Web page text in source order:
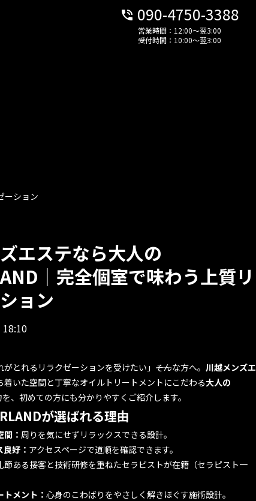
phone_in_talk 090-4750-3388
営業時間：12:00〜翌3:00
受付時間：10:00〜翌3:00
ーション
エステなら大人の
｜完全個室で味わう上質リ
ョン
がとれるリラクゼーションを受けたい」――そんな方へ。 川越メンズエ
着いた空間と丁寧なオイルトリートメントにこだわる大人の
、初めての方にも分かりやすくご紹介します。
が選ばれる理由
： 周りを気にせずリラックスできる設計。
好： アクセスページで道順を確認できます。
節ある接客と技術研修を重ねたセラピストが在籍（セラピスト一
メント： 心身のこわばりをやさしく解きほぐす施術設計。